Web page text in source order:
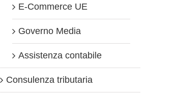
E-Commerce UE
Governo Media
Assistenza contabile
Consulenza tributaria